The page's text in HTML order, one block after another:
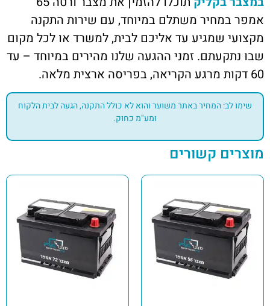
אמפר במחיר משתלם במיוחד, עם שירות התקנה
מקצועי שמגיע עד אליכם לבית, למשרד או לכל מקום
שבו נתקעתם. זמני ההגעה שלנו מהירים במיוחד – עד
60 דקות מרגע הקריאה, בפריסה ארצית מלאה.
שימו לב: המחיר באתר משוער והוא לא כולל התקנה, הגעה לבית הלקוח
ומע"מ כחוק.
מוצרים קשורים